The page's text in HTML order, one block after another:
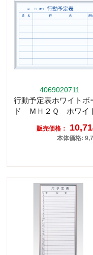
4069020711
行動予定表ホワイトボ
ド ＭＨ２Ｑ ホワイ
販売価格：
本体価格: